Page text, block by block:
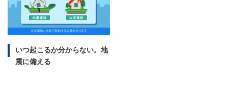
いつ起こるか分からない。 地
震に備える